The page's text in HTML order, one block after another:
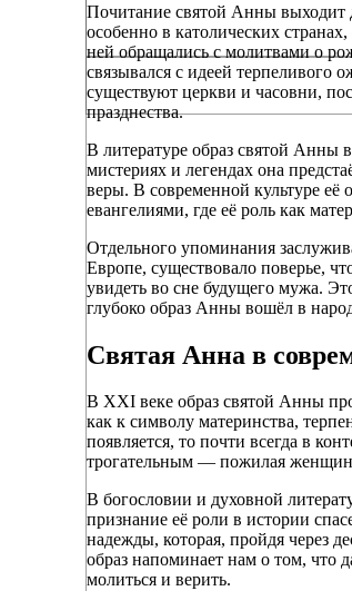
Почитание святой Анны выходит
особенно в католических
ней обращались с молитвами о
связывался с идеей терпеливого
существуют церкви и часовни,
празднества.
В литературе образ святой Анны
мистериях и легендах она
веры. В современной культуре её
евангелиями, где её роль как
Отдельного упоминания
Европе, существовало поверье,
увидеть во сне будущего мужа.
глубоко образ Анны вошёл в
Святая Анна в
В XXI веке образ святой Анны
как к символу материнства,
появляется, то почти всегда в
трогательным — пожилая
В богословии и духовной
признание её роли в истории
надежды, которая, пройдя через
образ напоминает нам о том, что
молиться и верить.